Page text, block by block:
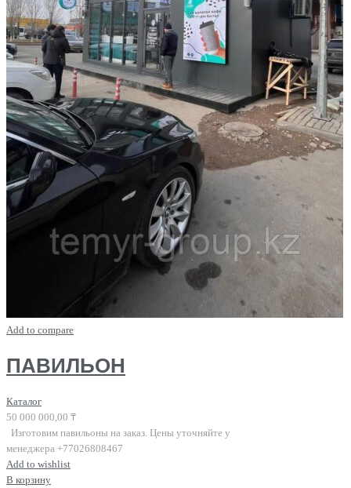
Add to compare
ПАВИЛЬОН
Каталог
50 000 000,00 ₸
Изготовим павильоны на заказ. Цены уточняйте у
менеджера +77026808467
Add to wishlist
В корзину